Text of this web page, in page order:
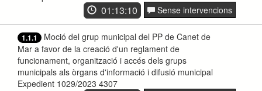
01:13:10 Sense intervencions
1.1.1
Moció del grup municipal del PP de Canet de
Mar a favor de la creació d'un reglament de
funcionament, organització i accés dels grups
municipals als òrgans d'informació i difusió municipal
Expedient 1029/2023 4307